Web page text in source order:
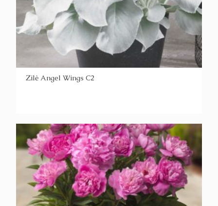
Žilė Angel Wings C2